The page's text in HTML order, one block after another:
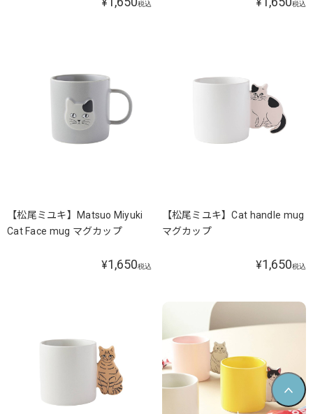
¥ 税込 ¥ 税込
【松尾ミユキ】Matsuo Miyuki
Cat Face mug マグカップ
¥1,650税込
【松尾ミユキ】Cat handle mug
マグカップ
¥1,650税込